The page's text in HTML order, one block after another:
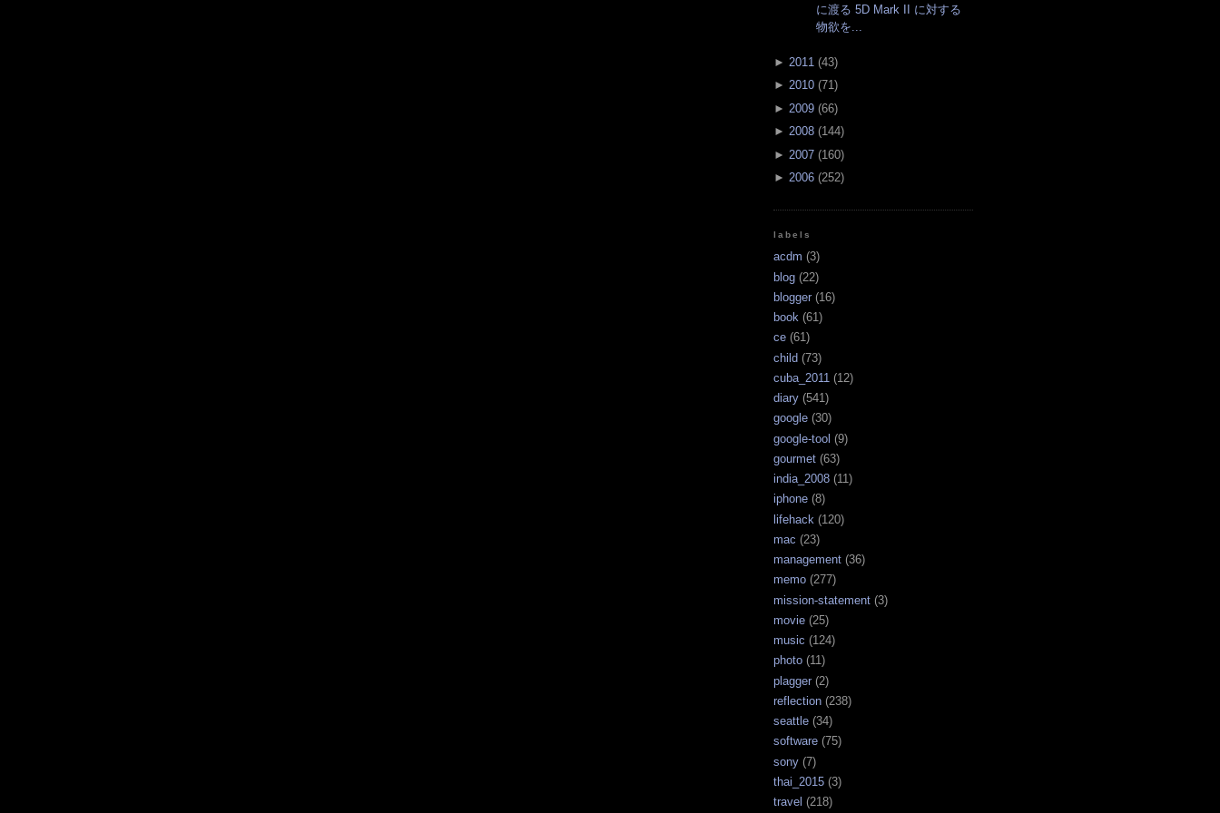
に渡る 5D Mark II に対する
物欲を...
► 2011 (43)
► 2010 (71)
► 2009 (66)
► 2008 (144)
► 2007 (160)
► 2006 (252)
labels
acdm (3)
blog (22)
blogger (16)
book (61)
ce (61)
child (73)
cuba_2011 (12)
diary (541)
google (30)
google-tool (9)
gourmet (63)
india_2008 (11)
iphone (8)
lifehack (120)
mac (23)
management (36)
memo (277)
mission-statement (3)
movie (25)
music (124)
photo (11)
plagger (2)
reflection (238)
seattle (34)
software (75)
sony (7)
thai_2015 (3)
travel (218)